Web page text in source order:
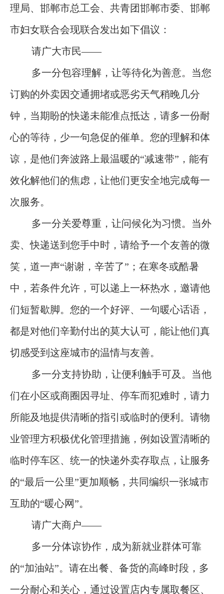
理局、邯郸市总工会、共青团邯郸市委、邯郸
市妇女联合会现联合发出如下倡议：
请广大市民——
多一分包容理解，让等待化为善意。当您
订购的外卖因交通拥堵或恶劣天气稍晚几分
钟，当期盼的快递未能准点抵达，请多一份耐
心的等待，少一句急促的催单。您的理解和体
谅，是他们奔波路上最温暖的“减速带”，能有
效化解他们的焦虑，让他们更安全地完成每一
次服务。
多一分关爱尊重，让问候化为习惯。当外
卖、快递送到您手中时，请给予一个友善的微
笑，道一声“谢谢，辛苦了”；在寒冬或酷暑
中，若条件允许，可以递上一杯热水，邀请他
们短暂歇脚。您的一个好评、一句暖心话语，
都是对他们辛勤付出的莫大认可，能让他们真
切感受到这座城市的温情与友善。
多一分支持协助，让便利触手可及。当他
们在小区或商圈因寻址、停车而犯难时，请力
所能及地提供清晰的指引或临时的便利。请物
业管理方积极优化管理措施，例如设置清晰的
临时停车区、统一的快递外卖存取点，让服务
的“最后一公里”更加顺畅，共同编织一张城市
互助的“暖心网”。
请广大商户——
多一分体谅协作，成为新就业群体可靠
的“加油站”。请在出餐、备货的高峰时段，多
一分耐心和关心，通过设置店内专属取餐区、